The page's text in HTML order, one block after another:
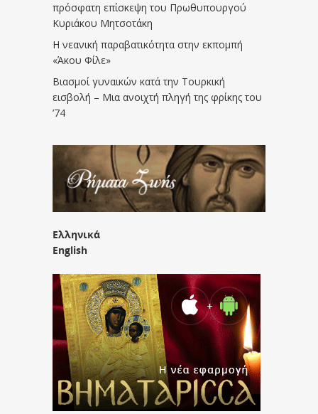
πρόσφατη επίσκεψη του Πρωθυπουργού
Κυριάκου Μητσοτάκη
Η νεανική παραβατικότητα στην εκπομπή
«Άκου Φίλε»
Βιασμοί γυναικών κατά την Τουρκική
εισβολή – Μια ανοιχτή πληγή της φρίκης του
’74
Ελληνικά
English